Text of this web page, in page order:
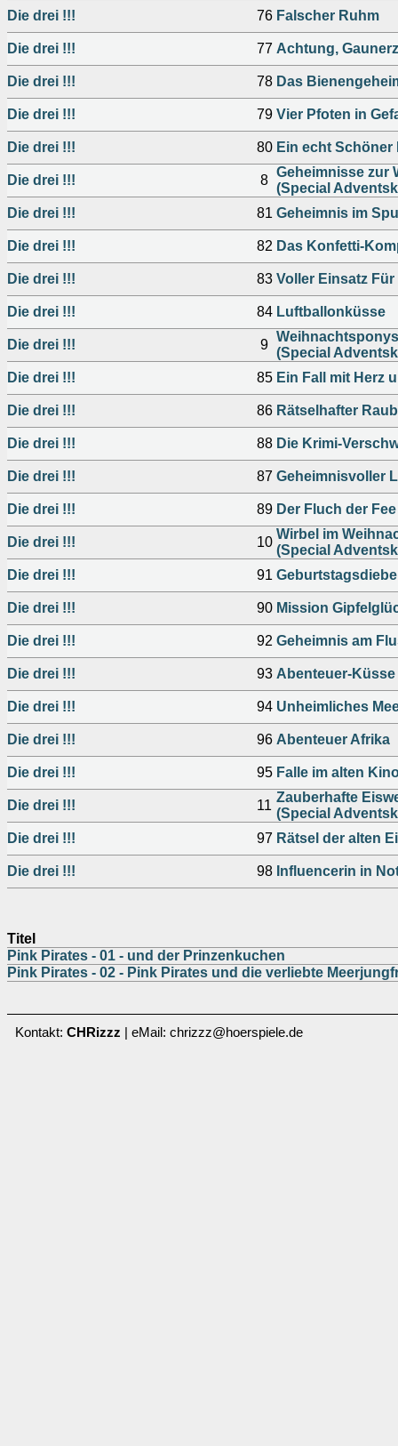
Die drei !!! 76 Falscher Ruhm
Die drei !!! 77 Achtung,
Die drei !!! 78 Das
Die drei !!! 79 Vier Pfoten in
Die drei !!! 80 Ein echt Schöner
Die drei !!! 8
Geheimnisse zur
(Special
Die drei !!!
81 Geheimnis im
Die drei !!! 82 Das Konfetti-
Die drei !!! 83 Voller Einsatz Für
Die drei !!! 84 Luftballonküsse
Die drei !!! 9
(Special
Die drei !!!
85 Ein Fall mit Herz
Die drei !!! 86 Rätselhafter Raub
Die drei !!! 88 Die Krimi-
Die drei !!! 87 Geheimnisvoller
Die drei !!! 89 Der Fluch der Fee
Die drei !!! 10
Wirbel im
(Special
Die drei !!!
91 Geburtstagsdiebe
Die drei !!! 90 Mission
Die drei !!! 92 Geheimnis am
Die drei !!! 93 Abenteuer-Küsse
Die drei !!! 94 Unheimliches
Die drei !!! 96 Abenteuer Afrika
Die drei !!! 95 Falle im alten
Die drei !!! 11
Zauberhafte
(Special
Die drei !!!
97 Rätsel der alten
Die drei !!! 98 Influencerin in
Titel
Pink Pirates - 01 - und der Prinzenkuchen
Pink Pirates - 02 - Pink Pirates und die verliebte
Kontakt: CHRizzz | eMail: chrizzz@hoerspiele.de